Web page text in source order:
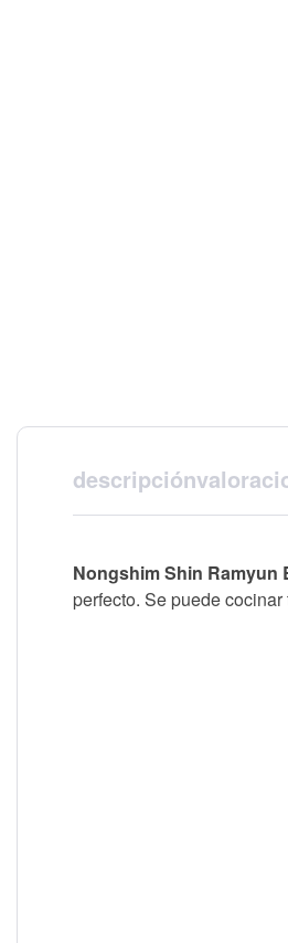
descripción
Nongshim Shin Ramyun
perfecto. Se puede